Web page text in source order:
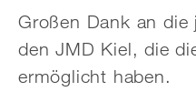
Großen Dank an die
den JMD Kiel, die
ermöglicht haben.